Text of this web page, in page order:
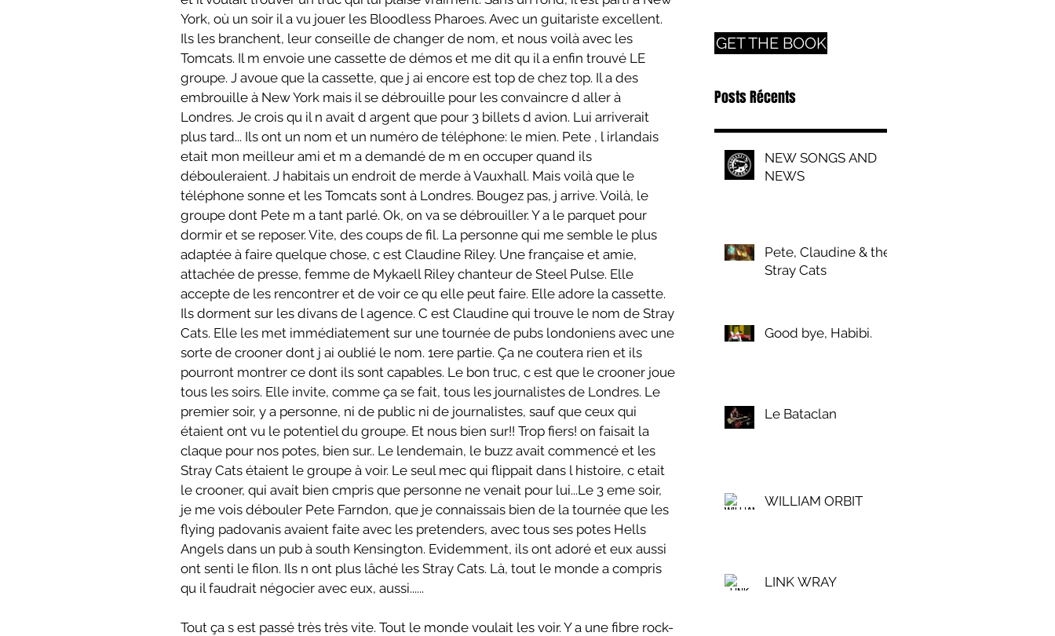
York, où un soir il a vu jouer les Bloodless Pharoes. Avec un guitariste excellent.
Ils les branchent, leur conseille de changer de nom, et nous voilà avec les
Tomcats. Il m envoie une cassette de démos et me dit qu il a enfin trouvé LE
groupe. J avoue que la cassette, que j ai encore est top de chez top. Il a des
embrouille à New York mais il se débrouille pour les convaincre d aller à
Londres. Je crois qu il n avait d argent que pour 3 billets d avion. Lui arriverait
plus tard... Ils ont un nom et un numéro de téléphone: le mien. Pete , l irlandais
etait mon meilleur ami et m a demandé de m en occuper quand ils
débouleraient. J habitais un endroit de merde à Vauxhall. Mais voilà que le
téléphone sonne et les Tomcats sont à Londres. Bougez pas, j arrive. Voilà, le
groupe dont Pete m a tant parlé. Ok, on va se débrouiller. Y a le parquet pour
dormir et se reposer. Vite, des coups de fil. La personne qui me semble le plus
adaptée à faire quelque chose, c est Claudine Riley. Une française et amie,
attachée de presse, femme de Mykaell Riley chanteur de Steel Pulse. Elle
accepte de les rencontrer et de voir ce qu elle peut faire. Elle adore la cassette.
Ils dorment sur les divans de l agence. C est Claudine qui trouve le nom de Stray
Cats. Elle les met immédiatement sur une tournée de pubs londoniens avec une
sorte de crooner dont j ai oublié le nom. 1ere partie. Ça ne coutera rien et ils
pourront montrer ce dont ils sont capables. Le bon truc, c est que le crooner joue
tous les soirs. Elle invite, comme ça se fait, tous les journalistes de Londres. Le
premier soir, y a personne, ni de public ni de journalistes, sauf que ceux qui
étaient ont vu le potentiel du groupe. Et nous bien sur!! Trop fiers! on faisait la
claque pour nos potes, bien sur.. Le lendemain, le buzz avait commencé et les
Stray Cats étaient le groupe à voir. Le seul mec qui flippait dans l histoire, c etait
le crooner, qui avait bien cmpris que personne ne venait pour lui...Le 3 eme soir,
je me vois débouler Pete Farndon, que je connaissais bien de la tournée que les
flying padovanis avaient faite avec les pretenders, avec tous ses potes Hells
Angels dans un pub à south Kensington. Evidemment, ils ont adoré et eux aussi
ont senti le filon. Ils n ont plus lâché les Stray Cats. Là, tout le monde a compris
qu il faudrait négocier avec eux, aussi......
Tout ça s est passé très très vite. Tout le monde voulait les voir. Y a une fibre rock-
GET THE BOOK
Posts Récents
NEW SONGS AND
NEWS
Pete, Claudine & the
Stray Cats
Good bye, Habibi.
Le Bataclan
WILLIAM ORBIT
LINK WRAY